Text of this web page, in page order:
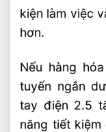
kiện làm việc
hơn.
Nếu hàng
tuyến ngắn
tay điện 2.5
năng tiết